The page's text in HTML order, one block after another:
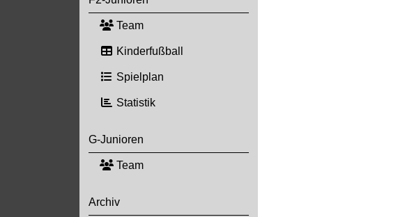
Team
Kinderfußball
Spielplan
Statistik
G-Junioren
Team
Archiv